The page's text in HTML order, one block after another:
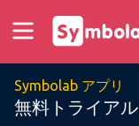
Symbolab アプリ
無料トライア